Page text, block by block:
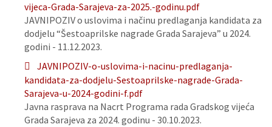
vijeca-Grada-Sarajeva-za-2025.-godinu.pdf
JAVNIPOZIV o uslovima i načinu predlaganja kandidata za
dodjelu “Šestoaprilske nagrade Grada Sarajeva” u 2024.
godini - 11.12.2023.
JAVNIPOZIV-o-uslovima-i-nacinu-predlaganja-
kandidata-za-dodjelu-Sestoaprilske-nagrade-Grada-
Sarajeva-u-2024-godini-f.pdf
Javna rasprava na Nacrt Programa rada Gradskog vijeća
Grada Sarajeva za 2024. godinu - 30.10.2023.